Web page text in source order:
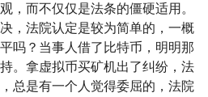
，而不仅仅是法条的僵硬适用。
，法院认定是较为简单的，一概
吗？当事人借了比特币，明明那
。拿虚拟币买矿机出了纠纷，法
总是有一个人觉得委屈的，法院